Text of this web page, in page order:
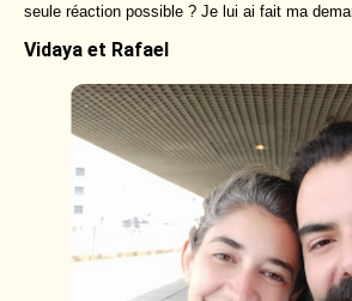
seule réaction possible ? Je lui ai fait ma
Vidaya et Rafael